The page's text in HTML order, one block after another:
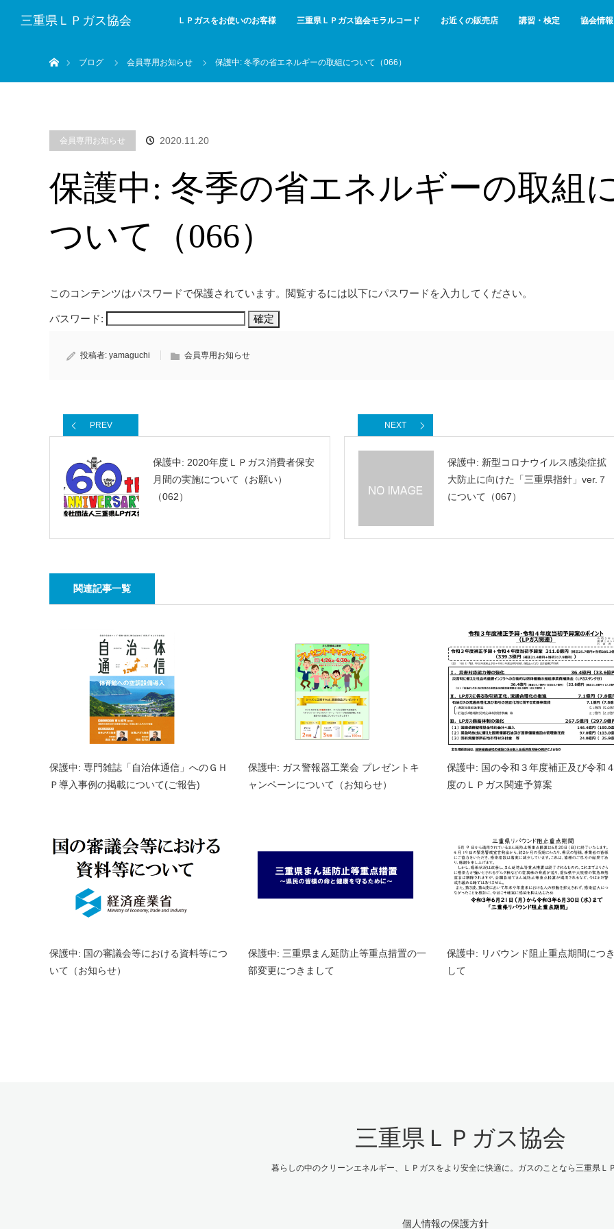
三重県ＬＰガス協会 ＬＰガスをお使いのお客様 三重県ＬＰガス協会モラルコード お近くの販売店 講習・検定 協会情報
ブログ
会員専用お知らせ 保護中: 冬季の省エネルギーの取組について（066）
会員専用お知らせ 2020.11.20
保護中: 冬季の省エネルギーの取組
ついて（066）
このコンテンツはパスワードで保護されています。閲覧するには以下にパスワードを入力してください。
パスワード:
投稿者: yamaguchi 会員専用お知らせ
PREV
保護中: 2020年度ＬＰガス消費者保安
月間の実施について（お願い）
（062）
NEXT
保護中: 新型コロナウイルス感染症拡
大防止に向けた「三重県指針」ver.７
について（067）
関連記事一覧
保護中: 専門雑誌「自治体通信」へのＧＨ
Ｐ導入事例の掲載について(ご報告)
保護中: ガス警報器工業会 プレゼントキ
ャンペーンについて（お知らせ）
保護中: 国の令和３年度補正及び令和
度のＬＰガス関連予算案
保護中: 国の審議会等における資料等につ
いて（お知らせ）
保護中: 三重県まん延防止等重点措置の一
部変更につきまして
保護中: リバウンド阻止重点期間につ
して
三重県ＬＰガス協会
暮らしの中のクリーンエネルギー、ＬＰガスをより安全に快適に。ガスのことなら三重県Ｌ
個人情報の保護方針